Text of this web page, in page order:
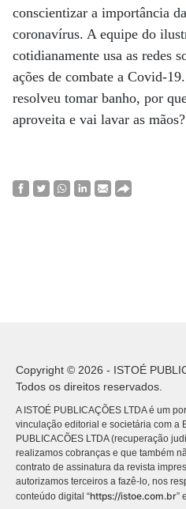
conscientizar a importância
coronavírus. A equipe do
cotidianamente usa as redes
ações de combate a Covid-
resolveu tomar banho, por
aproveita e vai lavar as mãos?
Copyright © 2026 - ISTOÉ
Todos os direitos reservados.
A ISTOÉ PUBLICAÇÕES LTDA é um
vinculação editorial e societária com a
PUBLICACÕES LTDA (recuperação
realizamos cobranças e que também
contrato de assinatura da revista
autorizamos terceiros a fazê-lo, nos
conteúdo digital “https://istoe.com.br”